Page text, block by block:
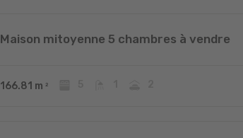
Maison mitoyenne 5 chambres à vendre
166.81 m 2